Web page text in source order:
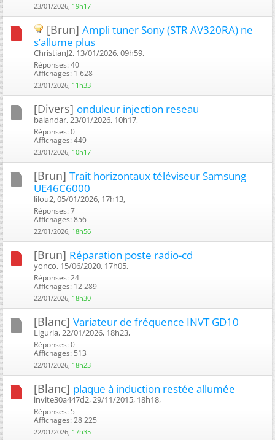
23/01/2026, 19h17
[Brun] Ampli tuner Sony (STR AV320RA) ne
s’allume plus
ChristianJ2, 13/01/2026, 09h59, ‎
Réponses: 40
Affichages: 1 628
23/01/2026, 11h33
[Divers] onduleur injection reseau
balandar, 23/01/2026, 10h17, ‎
Réponses: 0
Affichages: 449
23/01/2026, 10h17
[Brun] Trait horizontaux téléviseur Samsung
UE46C6000
lilou2, 05/01/2026, 17h13, ‎
Réponses: 7
Affichages: 856
22/01/2026, 18h56
[Brun] Réparation poste radio-cd
yonco, 15/06/2020, 17h05, ‎
Réponses: 24
Affichages: 12 289
22/01/2026, 18h30
[Blanc] Variateur de fréquence INVT GD10
Liguria, 22/01/2026, 18h23, ‎
Réponses: 0
Affichages: 513
22/01/2026, 18h23
[Blanc] plaque à induction restée allumée
invite30a447d2, 29/11/2015, 18h18, ‎
Réponses: 5
Affichages: 28 225
22/01/2026, 17h35